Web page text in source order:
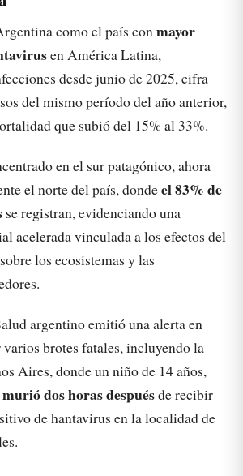
como el país conmayor
en América Latina,
desde junio de 2025, cifra
del mismo período del año anterior,
que subió del 15% al 33%.
en el sur patagónico, ahora
el norte del país, dondeel 83% de
se registran, evidenciando una
acelerada vinculada a los efectos del
los ecosistemas y las
argentino emitió una alerta en
brotes fatales, incluyendo la
Aires, donde un niño de 14 años,
murió dos horas despuésde recibir
de hantavirus en la localidad de